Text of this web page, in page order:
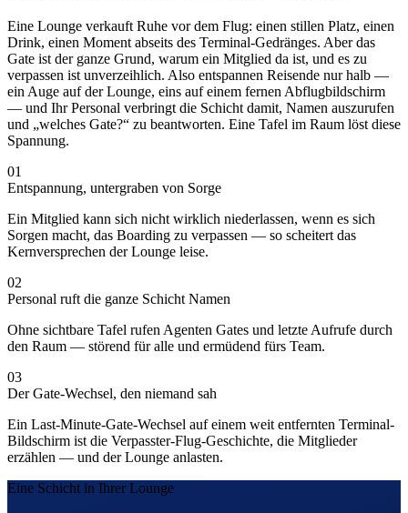
Eine Lounge verkauft Ruhe vor dem Flug: einen stillen Platz, einen
Drink, einen Moment abseits des Terminal-Gedränges. Aber das
Gate ist der ganze Grund, warum ein Mitglied da ist, und es zu
verpassen ist unverzeihlich. Also entspannen Reisende nur halb —
ein Auge auf der Lounge, eins auf einem fernen Abflugbildschirm
— und Ihr Personal verbringt die Schicht damit, Namen auszurufen
und „welches Gate?“ zu beantworten. Eine Tafel im Raum löst diese
Spannung.
01
Entspannung, untergraben von Sorge
Ein Mitglied kann sich nicht wirklich niederlassen, wenn es sich
Sorgen macht, das Boarding zu verpassen — so scheitert das
Kernversprechen der Lounge leise.
02
Personal ruft die ganze Schicht Namen
Ohne sichtbare Tafel rufen Agenten Gates und letzte Aufrufe durch
den Raum — störend für alle und ermüdend fürs Team.
03
Der Gate-Wechsel, den niemand sah
Ein Last-Minute-Gate-Wechsel auf einem weit entfernten Terminal-
Bildschirm ist die Verpasster-Flug-Geschichte, die Mitglieder
erzählen — und der Lounge anlasten.
Eine Schicht in Ihrer Lounge